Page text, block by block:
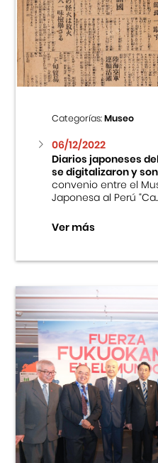
Categorías:Museo
06/12/2022
Diarios japoneses
se digitalizaron y
convenio entre el
Japonesa al Perú
Ver más